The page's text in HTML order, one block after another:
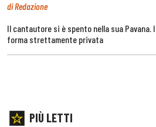
di Redazione
Il cantautore si è spento nella sua
forma strettamente privata
PIÙ LETTI